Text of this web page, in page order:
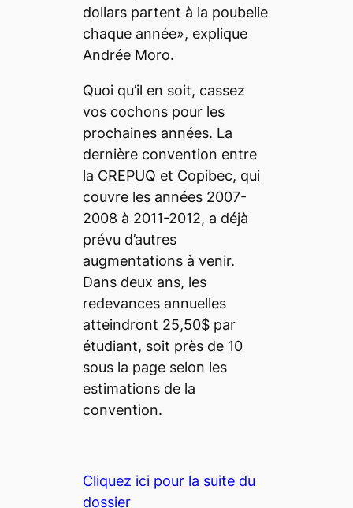
dollars partent à la poubelle
chaque année», explique
Andrée Moro.
Quoi qu’il en soit, cassez
vos cochons pour les
prochaines années. La
dernière convention entre
la CREPUQ et Copibec, qui
couvre les années 2007-
2008 à 2011-2012, a déjà
prévu d’autres
augmentations à venir.
Dans deux ans, les
redevances annuelles
atteindront 25,50$ par
étudiant, soit près de 10
sous la page selon les
estimations de la
convention.
Cliquez ici pour la suite du
dossier